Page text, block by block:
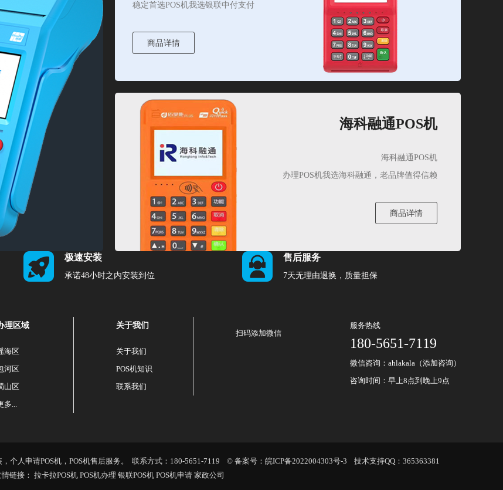
稳定首选POS机我选银联中付支付
商品详情
海科融通POS机
海科融通POS机
办理POS机我选海科融通，老品牌值得信赖
商品详情
极速安装
承诺48小时之内安装到位
售后服务
7天无理由退换，质量担保
理区域
海区
河区
山区
多...
关于我们
关于我们
POS机知识
联系我们
扫码添加微信
服务热线
180-5651-7119
微信咨询：ahlakala（添加咨询）
咨询时间：早上8点到晚上9点
个人申请POS机，POS机售后服务。 联系方式：180-5651-7119 © 备案号： 皖ICP备2022004303号-3 技术支持QQ： 365363381
链接： 拉卡拉POS机 POS机办理 银联POS机 POS机申请 家政公司